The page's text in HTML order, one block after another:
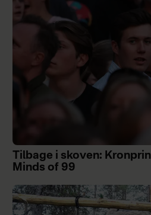
Tilbage i skoven:
Minds of 99